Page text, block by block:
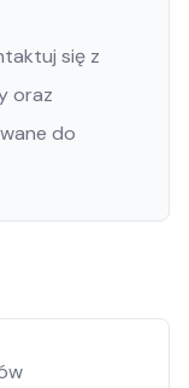
się z
oraz
do